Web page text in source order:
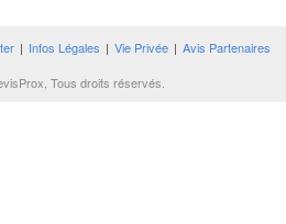
| Infos Légales | Vie Privée | Avis Partenaires
Tous droits réservés.